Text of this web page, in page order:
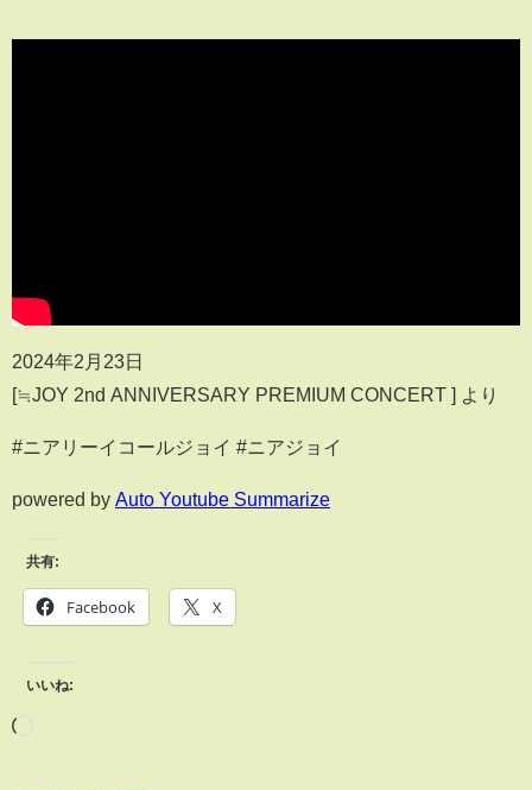
2024年2月23日
[≒JOY 2nd ANNIVERSARY PREMIUM CONCERT ] より
#ニアリーイコールジョイ #ニアジョイ
powered by Auto Youtube Summarize
共有:
Facebook X
いいね: